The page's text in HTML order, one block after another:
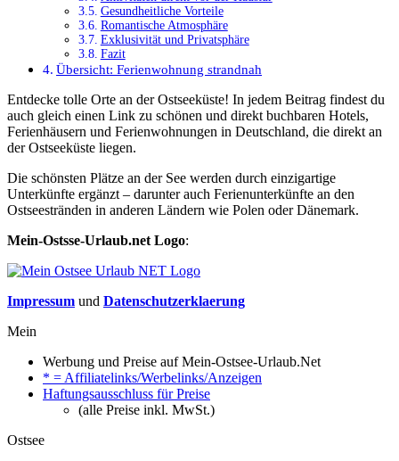
Gesundheitliche Vorteile
Romantische Atmosphäre
Exklusivität und Privatsphäre
Fazit
Übersicht: Ferienwohnung strandnah
Entdecke tolle Orte an der Ostseeküste! In jedem Beitrag findest du
auch gleich einen Link zu schönen und direkt buchbaren Hotels,
Ferienhäusern und Ferienwohnungen in Deutschland, die direkt an
der Ostseeküste liegen.
Die schönsten Plätze an der See werden durch einzigartige
Unterkünfte ergänzt – darunter auch Ferienunterkünfte an den
Ostseestränden in anderen Ländern wie Polen oder Dänemark.
Mein-Ostsse-Urlaub.net Logo:
Impressum und Datenschutzerklaerung
Mein
Werbung und Preise auf Mein-Ostsee-Urlaub.Net
* = Affiliatelinks/Werbelinks/Anzeigen
Haftungsausschluss für Preise
(alle Preise inkl. MwSt.)
Ostsee